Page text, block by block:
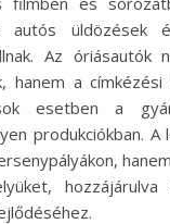
üldözések
Az óriásautók
hanem a
esetben a
produkciókban.